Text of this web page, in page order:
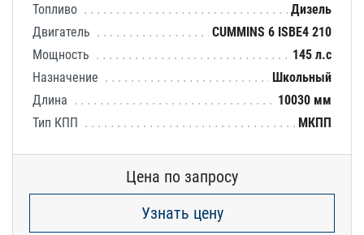
Топливо
Дизель
Двигатель
CUMMINS 6 ISBE4 210
Мощность
145 л.с
Назначение
Школьный
Длина
10030 мм
Тип КПП
МКПП
Цена по запросу
Узнать цену